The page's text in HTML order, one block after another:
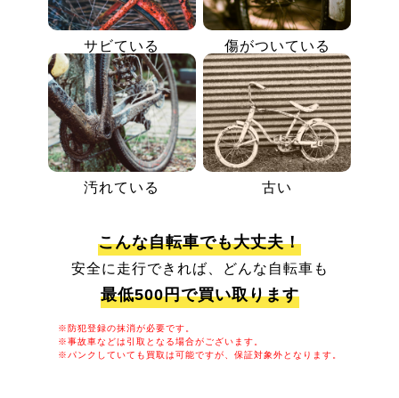
サビている 傷がついている
汚れている 古い
こんな自転車でも大丈夫！
安全に走行できれば、どんな自転車も
最低500円で買い取ります
※防犯登録の抹消が必要です。
※事故車などは引取となる場合がございます。
※パンクしていても買取は可能ですが、保証対象外となります。